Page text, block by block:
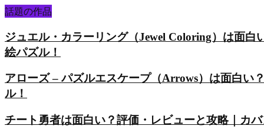
話題の作品
ジュエル・カラーリング（Jewel Coloring）は面
絵パズル！
アローズ – パズルエスケープ（Arrows）は面白い
ル！
チート勇者は面白い？評価・レビューと攻略｜カ